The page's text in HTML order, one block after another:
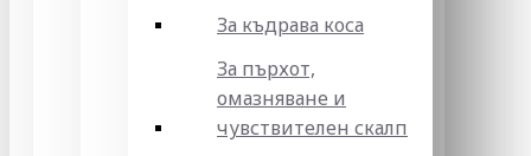
За къдрава коса
За пърхот,
омазняване и
чувствителен скалп